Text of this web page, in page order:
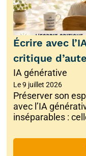
Écrire avec
critique
IA générative
Le9 juillet 2026
Préserver son
avec l’IA
inséparables :